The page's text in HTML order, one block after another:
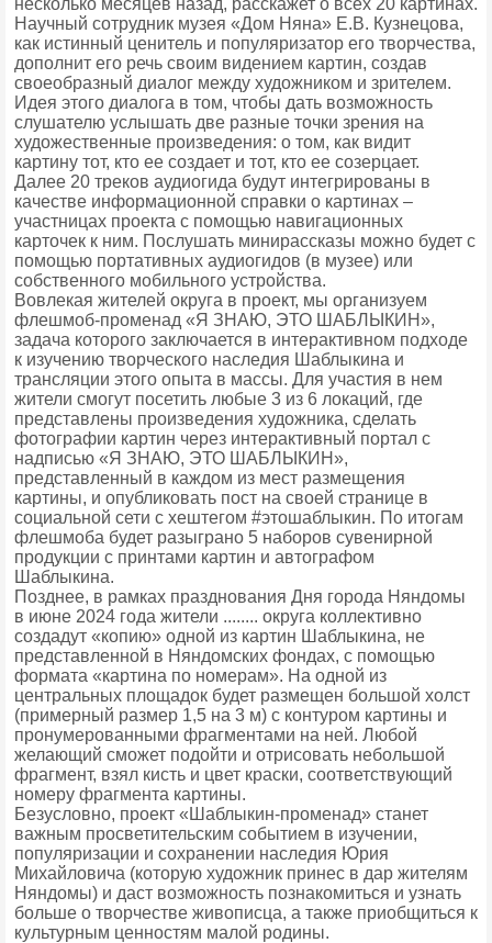
несколько месяцев назад, расскажет о всех 20 картинах.
Научный сотрудник музея «Дом Няна» Е.В. Кузнецова,
как истинный ценитель и популяризатор его творчества,
дополнит его речь своим видением картин, создав
своеобразный диалог между художником и зрителем.
Идея этого диалога в том, чтобы дать возможность
слушателю услышать две разные точки зрения на
художественные произведения: о том, как видит
картину тот, кто ее создает и тот, кто ее созерцает.
Далее 20 треков аудиогида будут интегрированы в
качестве информационной справки о картинах –
участницах проекта с помощью навигационных
карточек к ним. Послушать минирассказы можно будет с
помощью портативных аудиогидов (в музее) или
собственного мобильного устройства.
Вовлекая жителей округа в проект, мы организуем
флешмоб-променад «Я ЗНАЮ, ЭТО ШАБЛЫКИН»,
задача которого заключается в интерактивном подходе
к изучению творческого наследия Шаблыкина и
трансляции этого опыта в массы. Для участия в нем
жители смогут посетить любые 3 из 6 локаций, где
представлены произведения художника, сделать
фотографии картин через интерактивный портал с
надписью «Я ЗНАЮ, ЭТО ШАБЛЫКИН»,
представленный в каждом из мест размещения
картины, и опубликовать пост на своей странице в
социальной сети с хештегом #этошаблыкин. По итогам
флешмоба будет разыграно 5 наборов сувенирной
продукции с принтами картин и автографом
Шаблыкина.
Позднее, в рамках празднования Дня города Няндомы
в июне 2024 года жители ........ округа коллективно
создадут «копию» одной из картин Шаблыкина, не
представленной в Няндомских фондах, с помощью
формата «картина по номерам». На одной из
центральных площадок будет размещен большой холст
(примерный размер 1,5 на 3 м) с контуром картины и
пронумерованными фрагментами на ней. Любой
желающий сможет подойти и отрисовать небольшой
фрагмент, взял кисть и цвет краски, соответствующий
номеру фрагмента картины.
Безусловно, проект «Шаблыкин-променад» станет
важным просветительским событием в изучении,
популяризации и сохранении наследия Юрия
Михайловича (которую художник принес в дар жителям
Няндомы) и даст возможность познакомиться и узнать
больше о творчестве живописца, а также приобщиться к
культурным ценностям малой родины.